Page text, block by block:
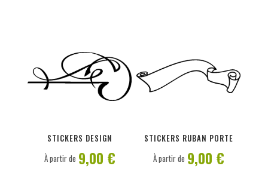
STICKERS DESIGN
À partir de 9,00 €
STICKERS RUBAN PORTE
À partir de 9,00 €